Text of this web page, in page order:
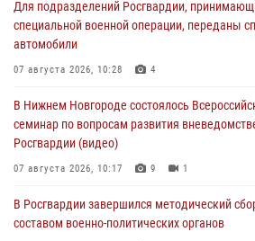
Для подразделений Росгвардии,
специальной военной операции, переданы
автомобили
07 августа 2026, 10:28 4
В Нижнем Новгороде состоялось
семинар по вопросам развития
Росгвардии (видео)
07 августа 2026, 10:17 9 1
В Росгвардии завершился методический
составом военно-политических органов